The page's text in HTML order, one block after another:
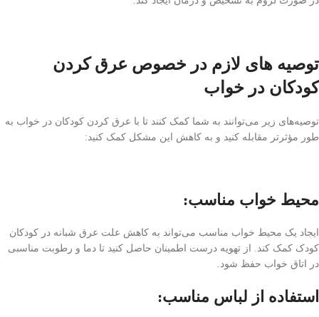
توصیه های لازم در خصوص عرق کردن
کودکان در خواب
توصیه‌های زیر می‌توانند به شما کمک کنند تا با عرق کردن کودکان در خواب به
طور مؤثرتر مقابله کنید و به کاهش این مشکل کمک کنید:
محیط خواب مناسب:
ایجاد یک محیط خواب مناسب می‌تواند به کاهش علت عرق شبانه در کودکان
کودک کمک کند. از تهویه درست اطمینان حاصل کنید تا دما و رطوبت مناسبی
در اتاق خواب حفظ شود.
استفاده از لباس مناسب: